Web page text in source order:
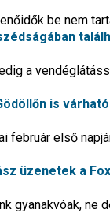
be nem
a
is
február első
üzenetek a
gyanakvóak, ne